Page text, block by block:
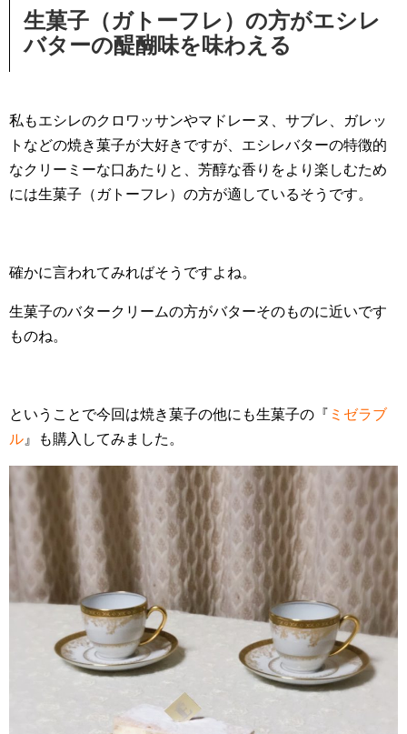
生菓子（ガトーフレ）の方がエシレ
バターの醍醐味を味わえる
私もエシレのクロワッサンやマドレーヌ、サブレ、ガレッ
トなどの焼き菓子が大好きですが、エシレバターの特徴的
なクリーミーな口あたりと、芳醇な香りをより楽しむため
には生菓子（ガトーフレ）の方が適しているそうです。
確かに言われてみればそうですよね。
生菓子のバタークリームの方がバターそのものに近いです
ものね。
ということで今回は焼き菓子の他にも生菓子の『 ミゼラブ
ル 』も購入してみました。